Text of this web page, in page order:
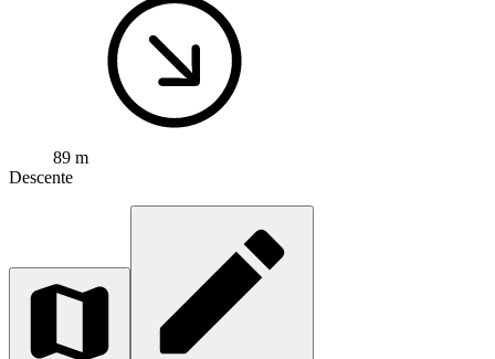
89 m
Descente